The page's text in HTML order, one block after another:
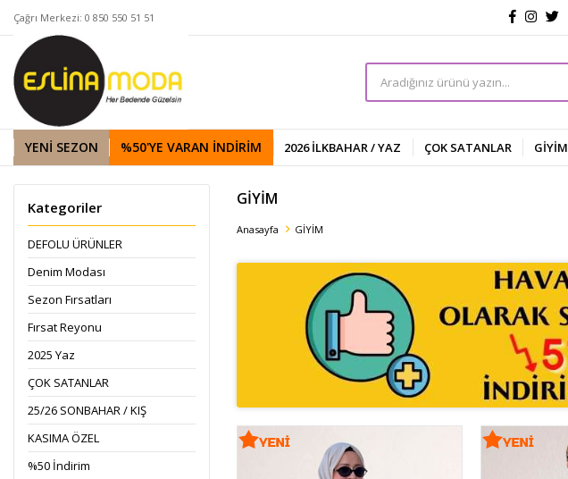
Çağrı Merkezi: 0 850 550 51 51
YENİ SEZON %50'YE VARAN İNDIRIM 2026 İLKBAHAR / YAZ ÇOK SATANLAR GİYİM
Kategoriler
DEFOLU ÜRÜNLER
Denim Modası
Sezon Fırsatları
Fırsat Reyonu
2025 Yaz
ÇOK SATANLAR
25/26 SONBAHAR / KIŞ
KASIMA ÖZEL
%50 İndirim
GİYİM
Anasayfa GİYİM